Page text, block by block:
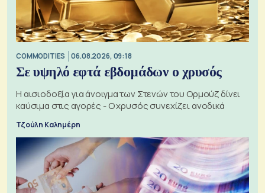
COMMODITIES 06.08.2026, 09:18
Σε υψηλό εφτά εβδομάδων ο χρυσός
Η αισιοδοξία για άνοιγμα των Στενών του Ορμούζ δίνει
καύσιμα στις αγορές - Ο χρυσός συνεχίζει ανοδικά
Τζούλη Καλημέρη